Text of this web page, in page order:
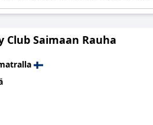
Club Saimaan Rauha